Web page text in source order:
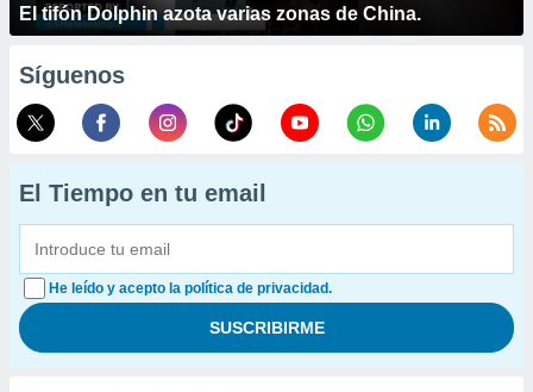
El tifón Dolphin azota varias zonas de China.
Síguenos
El Tiempo en tu email
He leído y acepto la política de privacidad.